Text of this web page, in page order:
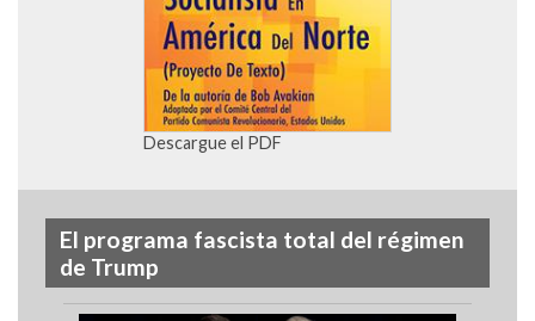
Descargue el PDF
El programa fascista total del régimen
de Trump